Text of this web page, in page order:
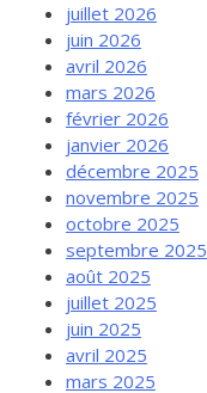
juillet 2026
juin 2026
avril 2026
mars 2026
février 2026
janvier 2026
décembre 2025
novembre 2025
octobre 2025
septembre 2025
août 2025
juillet 2025
juin 2025
avril 2025
mars 2025